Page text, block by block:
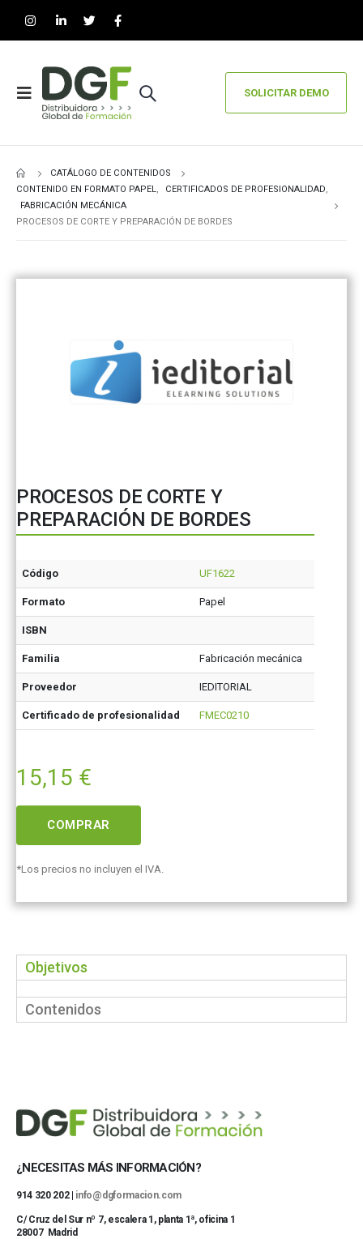
SOLICITAR DEMO
CATÁLOGO DE CONTENIDOS
CONTENIDO EN FORMATO PAPEL, CERTIFICADOS DE PROFESIONALIDAD,
FABRICACIÓN MECÁNICA
PROCESOS DE CORTE Y PREPARACIÓN DE BORDES
PROCESOS DE CORTE Y
PREPARACIÓN DE BORDES
Código UF1622
Formato Papel
ISBN
Familia Fabricación mecánica
Proveedor IEDITORIAL
Certificado de profesionalidad FMEC0210
15,15 €
COMPRAR
*Los precios no incluyen el IVA.
Objetivos
Contenidos
¿NECESITAS MÁS INFORMACIÓN?
914 320 202 | info@dgformacion.com
C/ Cruz del Sur nº 7, escalera 1, planta 1ª, oficina 1
28007 Madrid